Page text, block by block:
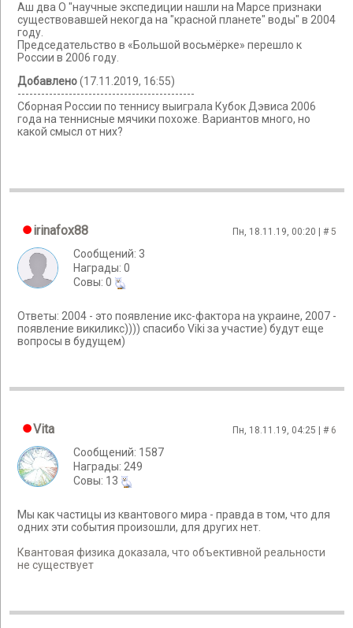
Аш два О "научные экспедиции нашли на Марсе признаки
существовавшей некогда на "красной планете" воды" в 2004
году.
Председательство в «Большой восьмёрке» перешло к
России в 2006 году.
Добавлено(17.11.2019, 16:55)
---------------------------------------------
Сборная России по теннису выиграла Кубок Дэвиса 2006
года на теннисные мячики похоже. Вариантов много, но
какой смысл от них?
irinafox88 Пн, 18.11.19, 00:20 | #5
Сообщений: 3
Награды: 0
Cовы: 0
Ответы: 2004 - это появление икс-фактора на украине, 2007 -
появление викиликс)))) спасибо Viki за участие) будут еще
вопросы в будущем)
Vita Пн, 18.11.19, 04:25 | # 6
Сообщений: 1587
Награды: 249
Cовы: 13
Мы как частицы из квантового мира - правда в том, что для
одних эти события произошли, для других нет.
Квантовая физика доказала, что объективной реальности
не существует